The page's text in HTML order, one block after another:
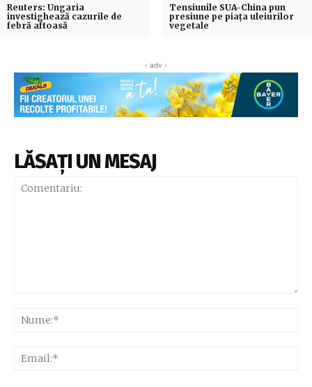
Reuters: Ungaria
investighează cazurile de
febră aftoasă
Tensiunile SUA-China pun
presiune pe piața uleiurilor
vegetale
‹ adv ›
LĂSAȚI UN MESAJ